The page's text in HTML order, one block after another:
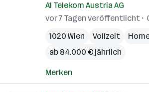
A1 Telekom Austria AG
vor 7 Tagen veröffentlicht
1020 Wien
Vollzeit
ab 84.000 € jährlich
Merken